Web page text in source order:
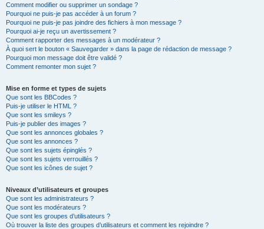
Comment modifier ou supprimer un sondage ?
Pourquoi ne puis-je pas accéder à un forum ?
Pourquoi ne puis-je pas joindre des fichiers à mon message ?
Pourquoi ai-je reçu un avertissement ?
Comment rapporter des messages à un modérateur ?
À quoi sert le bouton « Sauvegarder » dans la page de rédaction de message ?
Pourquoi mon message doit être validé ?
Comment remonter mon sujet ?
Mise en forme et types de sujets
Que sont les BBCodes ?
Puis-je utiliser le HTML ?
Que sont les smileys ?
Puis-je publier des images ?
Que sont les annonces globales ?
Que sont les annonces ?
Que sont les sujets épinglés ?
Que sont les sujets verrouillés ?
Que sont les icônes de sujet ?
Niveaux d’utilisateurs et groupes
Que sont les administrateurs ?
Que sont les modérateurs ?
Que sont les groupes d’utilisateurs ?
Où trouver la liste des groupes d’utilisateurs et comment les rejoindre ?